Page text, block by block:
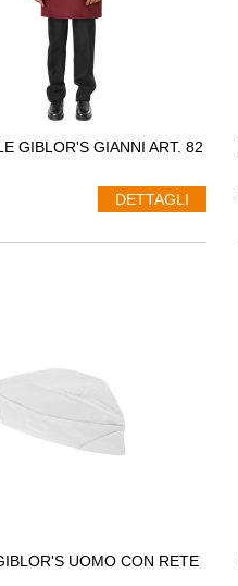
GIBLOR'S GIANNI ART. 82
DETTAGLI
UOMO CON RETE